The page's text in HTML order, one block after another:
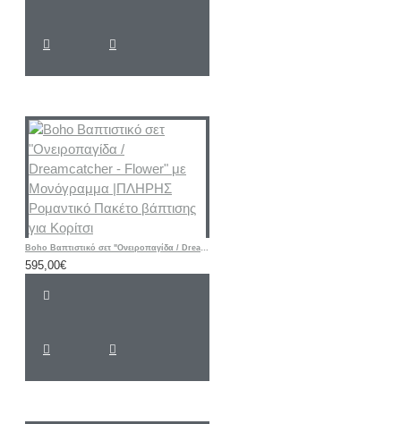
Boho Βαπτιστικό σετ "Ονειροπαγίδα / Dreamcatcher - Flower" με Μονόγραμμα |ΠΛΗΡΗΣ Ρομαντικό Πακέτο βάπτισης για Κορίτσι
595,00€